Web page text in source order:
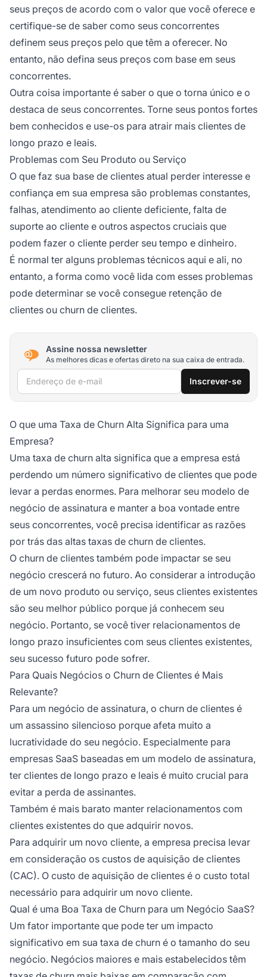
seus preços de acordo com o valor que você oferece e
certifique-se de saber como seus concorrentes
definem seus preços pelo que têm a oferecer. No
entanto, não defina seus preços com base em seus
concorrentes.
Outra coisa importante é saber o que o torna único e o
destaca de seus concorrentes. Torne seus pontos fortes
bem conhecidos e use-os para atrair mais clientes de
longo prazo e leais.
Problemas com Seu Produto ou Serviço
O que faz sua base de clientes atual perder interesse e
confiança em sua empresa são problemas constantes,
falhas, atendimento ao cliente deficiente, falta de
suporte ao cliente e outros aspectos cruciais que
podem fazer o cliente perder seu tempo e dinheiro.
É normal ter alguns problemas técnicos aqui e ali, no
entanto, a forma como você lida com esses problemas
pode determinar se você consegue retenção de
clientes ou churn de clientes.
Assine nossa newsletter
As melhores dicas e ofertas direto na sua caixa de entrada.
Endereço de e-mail Inscrever-se
O que uma Taxa de Churn Alta Significa para uma
Empresa?
Uma taxa de churn alta significa que a empresa está
perdendo um número significativo de clientes que pode
levar a perdas enormes. Para melhorar seu modelo de
negócio de assinatura e manter a boa vontade entre
seus concorrentes, você precisa identificar as razões
por trás das altas taxas de churn de clientes.
O churn de clientes também pode impactar se seu
negócio crescerá no futuro. Ao considerar a introdução
de um novo produto ou serviço, seus clientes existentes
são seu melhor público porque já conhecem seu
negócio. Portanto, se você tiver relacionamentos de
longo prazo insuficientes com seus clientes existentes,
seu sucesso futuro pode sofrer.
Para Quais Negócios o Churn de Clientes é Mais
Relevante?
Para um negócio de assinatura, o churn de clientes é
um assassino silencioso porque afeta muito a
lucratividade do seu negócio. Especialmente para
empresas SaaS baseadas em um modelo de assinatura,
ter clientes de longo prazo e leais é muito crucial para
evitar a perda de assinantes.
Também é mais barato manter relacionamentos com
clientes existentes do que adquirir novos.
Para adquirir um novo cliente, a empresa precisa levar
em consideração os custos de aquisição de clientes
(CAC). O custo de aquisição de clientes é o custo total
necessário para adquirir um novo cliente.
Qual é uma Boa Taxa de Churn para um Negócio SaaS?
Um fator importante que pode ter um impacto
significativo em sua taxa de churn é o tamanho do seu
negócio. Negócios maiores e mais estabelecidos têm